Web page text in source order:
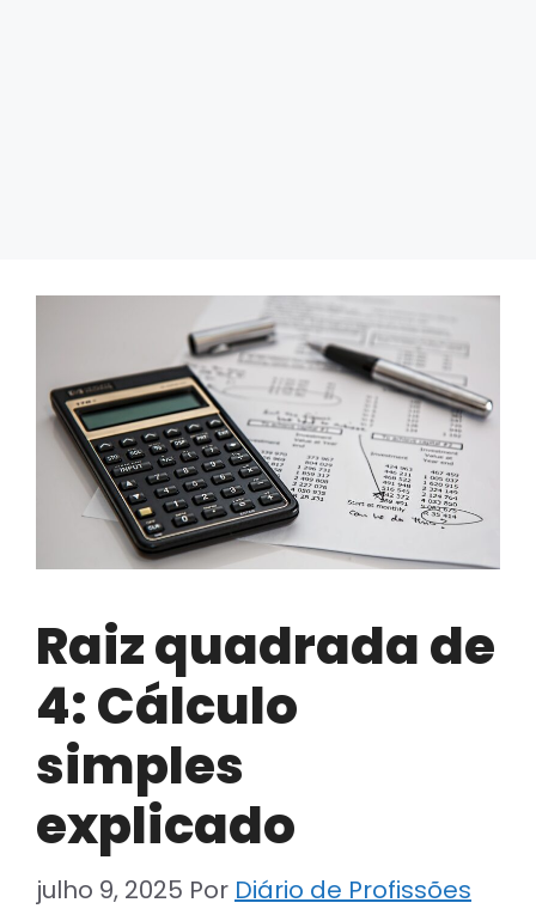
Raiz quadrada de
4: Cálculo
simples
explicado
julho 9, 2025 Por Diário de Profissões